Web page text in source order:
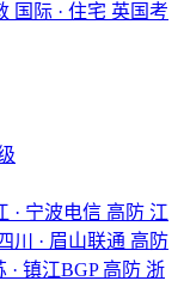
国际 · 住宅 英国考
· 宁波电信 高防 江
川 · 眉山联通 高防
· 镇江BGP 高防 浙